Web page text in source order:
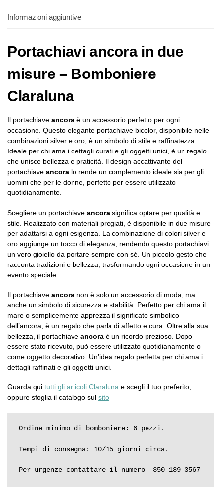
Informazioni aggiuntive
Portachiavi ancora in due
misure – Bomboniere
Claraluna
Il portachiave ancora è un accessorio perfetto per ogni
occasione. Questo elegante portachiave bicolor, disponibile nelle
combinazioni silver e oro, è un simbolo di stile e raffinatezza.
Ideale per chi ama i dettagli curati e gli oggetti unici, è un regalo
che unisce bellezza e praticità. Il design accattivante del
portachiave ancora lo rende un complemento ideale sia per gli
uomini che per le donne, perfetto per essere utilizzato
quotidianamente.
Scegliere un portachiave ancora significa optare per qualità e
stile. Realizzato con materiali pregiati, è disponibile in due misure
per adattarsi a ogni esigenza. La combinazione di colori silver e
oro aggiunge un tocco di eleganza, rendendo questo portachiavi
un vero gioiello da portare sempre con sé. Un piccolo gesto che
racconta tradizioni e bellezza, trasformando ogni occasione in un
evento speciale.
Il portachiave ancora non è solo un accessorio di moda, ma
anche un simbolo di sicurezza e stabilità. Perfetto per chi ama il
mare o semplicemente apprezza il significato simbolico
dell’ancora, è un regalo che parla di affetto e cura. Oltre alla sua
bellezza, il portachiave ancora è un ricordo prezioso. Dopo
essere stato ricevuto, può essere utilizzato quotidianamente o
come oggetto decorativo. Un’idea regalo perfetta per chi ama i
dettagli raffinati e gli oggetti unici.
Guarda qui tutti gli articoli Claraluna e scegli il tuo preferito,
oppure sfoglia il catalogo sul sito!
Ordine minimo di bomboniere: 6 pezzi.
Tempi di consegna: 10/15 giorni circa.
Per urgenze contattare il numero: 350 189 3567